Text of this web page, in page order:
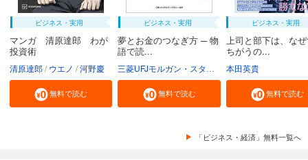
ビジネス・実用
マンガ 清原達郎 わが
投資術
清原達郎 ウエノ 河野慶
無料で読む
ビジネス・実用
夢とお金のつなぎ方 ─ 物
語で読...
三菱UFJモルガン・スタンレー証券株式会社
無料で読む
ビジネス・実用
上司と部下は、な
ちがうの...
本田英貴
無料で読む
「ビジネス・経済」無料一覧へ